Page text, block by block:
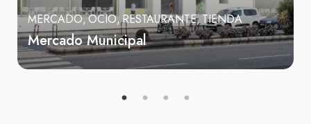
MERCADO OCIO RESTAURANTE TIENDA
Mercado Municipal